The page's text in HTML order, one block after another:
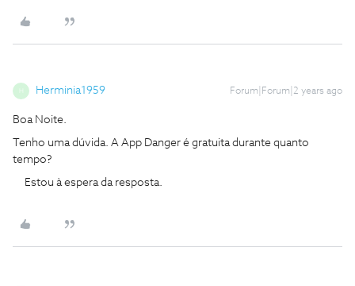
Herminia1959 Forum|Forum|2 years ago
Boa Noite.
Tenho uma dúvida. A App Danger é gratuita durante quanto
tempo?
Estou à espera da resposta.